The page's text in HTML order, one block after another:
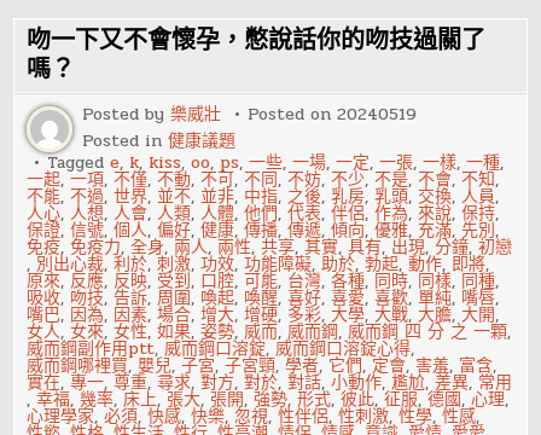
偷
梁
換
超
級
快
感
吻一下又不會懷孕，憋說話你的吻技過關了
嗎？
Posted by樂威壯 Posted on20240519
Posted in健康議題
Taggede, k, kiss,oo, ps,一些,一場,一定,一張,一樣,一種,
一起,一項,不僅,不動,不可,不同,不妨,不少,不是,不會,不知,
不能,不過,世界,並不,並非, 中指, 之後,乳房,乳頭, 交換,人員,
人心,人想,人會,人類,人體,他們,代表,伴侶,作為,來說,保持,
保證,信號,個人,偏好,健康,傳播,傳遞,傾向,優雅, 充滿,先別,
免疫,免疫力,全身, 兩人, 兩性,共享,其實,具有, 出現,分鐘,初戀
, 別出心裁,利於,刺激,功效,功能障礙,助於,勃起,動作, 即將,
原來, 反應, 反映, 受到, 口腔,可能, 台灣,各種, 同時, 同樣, 同種,
吸收, 吻技,告訴,周圍, 喚起, 喚醒,喜好,喜愛,喜歡,單純, 嘴唇,
嘴巴, 因為, 因素,場合,增大,增硬, 多彩,大學,大戰,大膽,大開,
女人,女來,女性,如果,姿勢,威而,威而鋼,威而鋼 四 分 之 一顆,
威而鋼副作用ptt,威而鋼口溶錠,威而鋼口溶錠心得,
威而鋼哪裡買,嬰兒,子宮,子宮頸,學者, 它們, 定會,害羞, 富含,
實在,專一,尊重,尋求,對方,對於,對話,小動作,尷尬,差異, 常用
,幸福,幾率,床上,張大,張開,強勢,形式,彼此,征服,德國,心理,
心理學家,必須,快感,快樂,忽視,性伴侶,性刺激,性學,性感,